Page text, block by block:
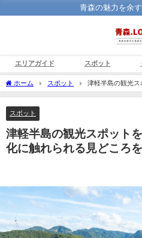
青森の魅力を余
エリアガイド スポット
ホーム スポット
津軽半島の観光ス
られる見どころをご案内します。
スポット
津軽半島の観光スポット
化に触れられる見どころ